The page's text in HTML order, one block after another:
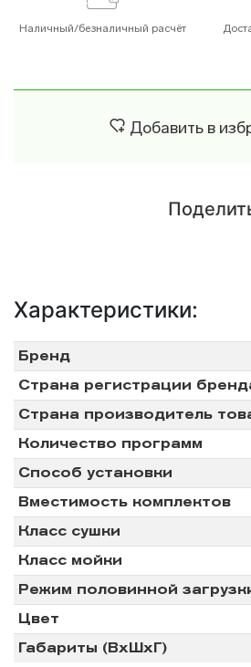
Наличный/безналичный расчёт
Добавить в
Характеристики:
Бренд
Страна регистрации
Страна производитель
Количество программ
Способ установки
Вместимость комплектов
Класс сушки
Класс мойки
Режим половинной
Цвет
Габариты (ВхШхГ)